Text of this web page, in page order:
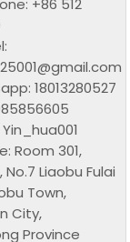
18013280527
Room 301,
No.7 Liaobu Fulai
Town,
City,
Province